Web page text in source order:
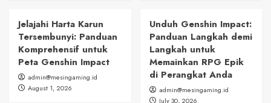
Jelajahi Harta Karun
Tersembunyi: Panduan
Komprehensif untuk
Peta Genshin Impact
admin@mesingaming.id
August 1, 2026
Unduh Genshin Impact:
Panduan Langkah demi
Langkah untuk
Memainkan RPG Epik
di Perangkat Anda
admin@mesingaming.id
July 30, 2026